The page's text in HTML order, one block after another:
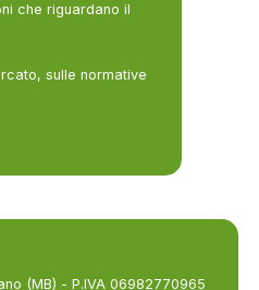
che riguardano il
sulle normative
(MB) - P.IVA 06982770965